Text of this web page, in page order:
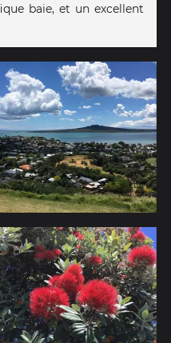
baie, et un excellent